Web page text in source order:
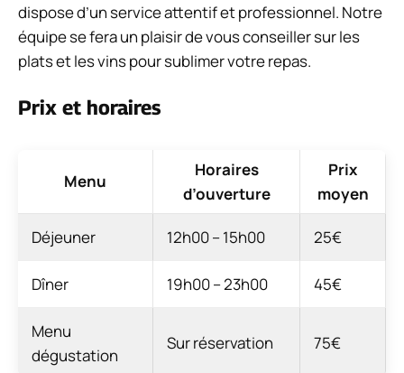
dispose d’un service attentif et professionnel. Notre
équipe se fera un plaisir de vous conseiller sur les
plats et les vins pour sublimer votre repas.
Prix et horaires
Menu
Horaires
d’ouverture
Prix
moyen
Déjeuner 12h00 – 15h00 25€
Dîner 19h00 – 23h00 45€
Menu
dégustation
Sur réservation 75€